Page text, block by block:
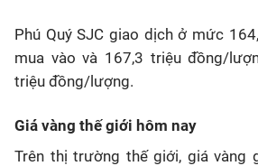
Phú Quý SJC giao dịch ở mức
mua vào và 167,3 triệu đồng/
triệu đồng/lượng.
Giá vàng thế giới hôm nay
Trên thị trường thế giới, giá vàng